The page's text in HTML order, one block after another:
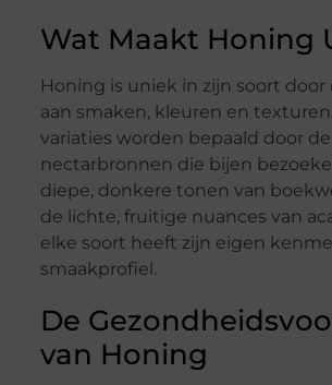
Wat Maakt Honing
Honing is uniek in zijn soort
aan smaken, kleuren en
variaties worden bepaald door de
nectarbronnen die bijen
diepe, donkere tonen van
de lichte, fruitige nuances van
elke soort heeft zijn eigen
smaakprofiel.
De
van Honing